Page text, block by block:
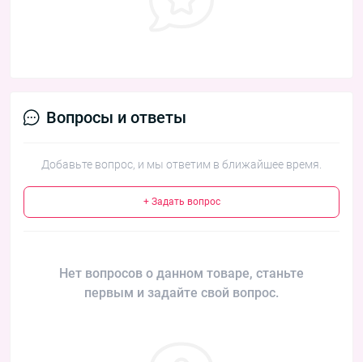
Вопросы и ответы
Добавьте вопрос, и мы ответим в ближайшее время.
+ Задать вопрос
Нет вопросов о данном товаре, станьте
первым и задайте свой вопрос.